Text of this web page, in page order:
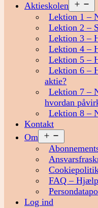
Aktieskolen
Lektion 1 –
Lektion 2 –
Lektion 3 –
Lektion 4 –
Lektion 5 –
Lektion 6 –
aktie?
Lektion 7 –
hvordan
Lektion 8 –
Kontakt
Om
menu
FAQ – Hjælp
Log ind